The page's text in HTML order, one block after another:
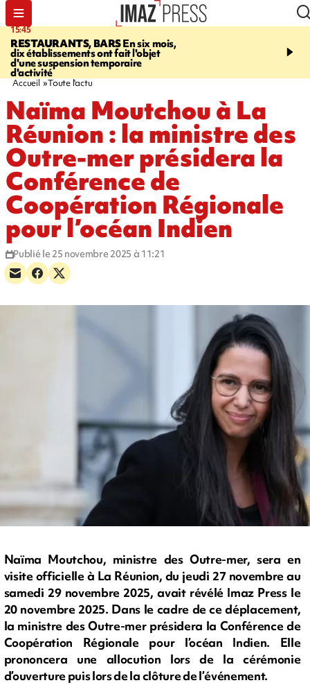
15:45
RESTAURANTS, BARSEn six mois,
dix établissements ont fait l'objet
d'une suspension temporaire
d'activité
17:17
Angeles, un homme vit
Accueil Toute l'actu
Naïma Moutchou à La
Réunion : la ministre des
Outre-mer présidera la
Conférence de
Coopération Régionale
pour l’océan Indien
Publié le 25 novembre 2025 à 11:21
Naïma Moutchou, ministre des Outre-mer, sera en
visite officielle à La Réunion, du jeudi 27 novembre au
samedi 29 novembre 2025, avait révélé Imaz Press le
20 novembre 2025. Dans le cadre de ce déplacement,
la ministre des Outre-mer présidera la Conférence de
Coopération Régionale pour l’océan Indien. Elle
prononcera une allocution lors de la cérémonie
d’ouverture puis lors de la clôture de l’événement.